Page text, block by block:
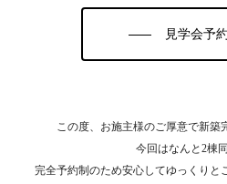
見学会予
この度、お施主様のご厚意で新築
今回はなんと2棟
完全予約制のため安心してゆっくりと